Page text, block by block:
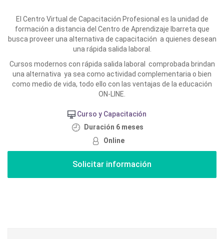
El Centro Virtual de Capacitación Profesional es la unidad de
formación a distancia del Centro de Aprendizaje Ibarreta que
busca proveer una alternativa de capacitación a quienes desean
una rápida salida laboral.
Cursos modernos con rápida salida laboral comprobada brindan
una alternativa ya sea como actividad complementaria o bien
como medio de vida, todo ello con las ventajas de la educación
ON-LINE.
Curso y Capacitación
Duración 6 meses
Online